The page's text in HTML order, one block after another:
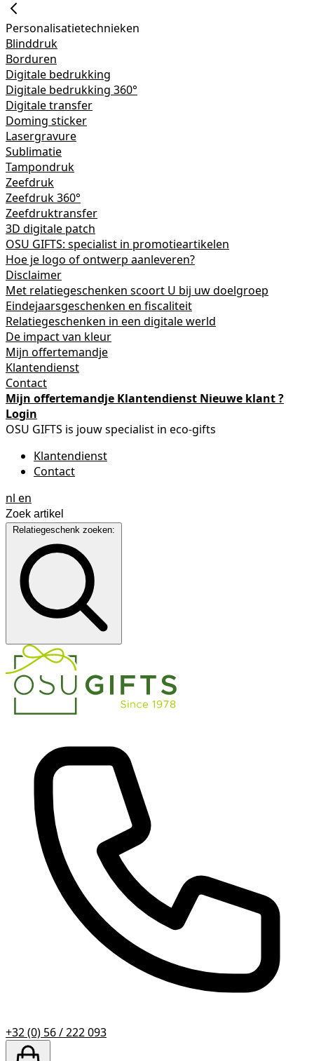
Personalisatietechnieken
Blinddruk
Borduren
Digitale bedrukking
Digitale bedrukking 360°
Digitale transfer
Doming sticker
Lasergravure
Sublimatie
Tampondruk
Zeefdruk
Zeefdruk 360°
Zeefdruktransfer
3D digitale patch
OSU GIFTS: specialist in promotieartikelen
Hoe je logo of ontwerp aanleveren?
Disclaimer
Met relatiegeschenken scoort U bij uw doelgroep
Eindejaarsgeschenken en fiscaliteit
Relatiegeschenken in een digitale werld
De impact van kleur
Mijn offertemandje
Klantendienst
Contact
Mijn offertemandje Klantendienst Nieuwe klant ?
Login
OSU GIFTS is jouw specialist in eco-gifts
Klantendienst
Contact
nl en
Relatiegeschenk zoeken:
+32 (0) 56 / 222 093